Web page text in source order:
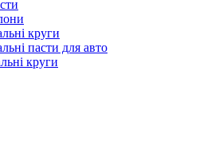
круги
пасти для авто
круги